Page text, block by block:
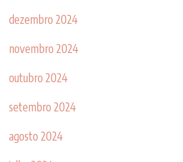
dezembro 2024
novembro 2024
outubro 2024
setembro 2024
agosto 2024